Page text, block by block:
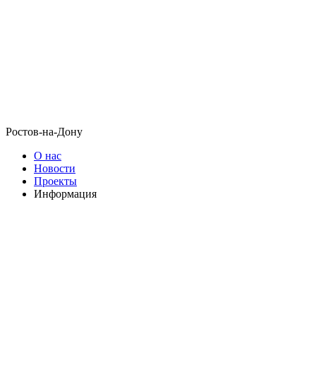
Ростов-на-Дону
О нас
Новости
Проекты
Информация